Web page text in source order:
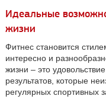
Идеальные
жизни
Фитнесстановится
интересно и
жизни – это
результатов, которые
регулярных спортивных